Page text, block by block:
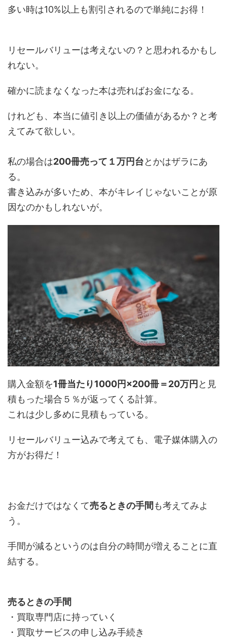
多い時は10%以上も割引されるので単純にお得！
リセールバリューは考えないの？と思われるかもし
れない。
確かに読まなくなった本は売ればお金になる。
けれども、本当に値引き以上の価値があるか？と考
えてみて欲しい。
私の場合は200冊売って１万円台とかはザラにあ
る。
書き込みが多いため、本がキレイじゃないことが原
因なのかもしれないが。
購入金額を1冊当たり1000円×200冊＝20万円と見
積もった場合 ５％が返ってくる計算。
これは少し多めに見積もっている。
リセールバリュー込みで考えても、電子媒体購入の
方がお得だ！
お金だけではなくて売るときの手間も考えてみよ
う。
手間が減るというのは自分の時間が増えることに直
結する。
売るときの手間
・ 買取専門店に持っていく
・ 買取サービスの申し込み手続き